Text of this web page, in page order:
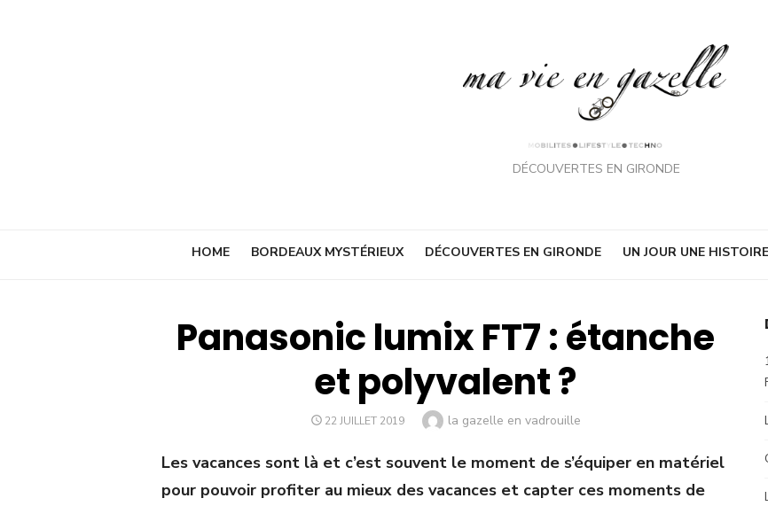
DÉCOUVERTES EN GIRONDE
HOME BORDEAUX MYSTÉRIEUX DÉCOUVERTES EN GIRONDE UN JOUR UNE HISTOIRE
Panasonic lumix FT7 : étanche
et polyvalent ?
POSTED
22 JUILLET 2019 Author
la gazelle en vadrouille
Les vacances sont là et c’est souvent le moment de s’équiper en matériel
pour pouvoir profiter au mieux des vacances et capter ces moments de